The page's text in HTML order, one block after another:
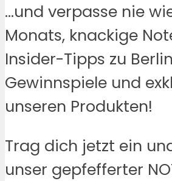
…und verpasse nie
Monats, knackige
Insider-Tipps zu
Gewinnspiele und
unseren Produkten!
Trag dich jetzt ein
unser gepfefferter